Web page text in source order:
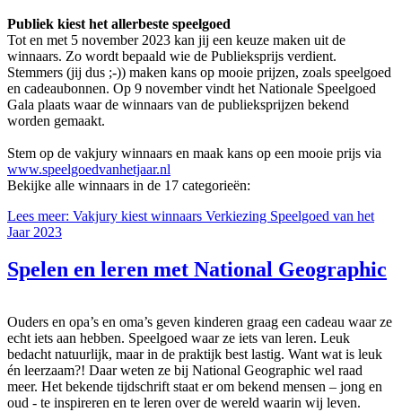
Publiek kiest het allerbeste speelgoed
Tot en met 5 november 2023 kan jij een keuze maken uit de
winnaars. Zo wordt bepaald wie de Publieksprijs verdient.
Stemmers (jij dus ;-)) maken kans op mooie prijzen, zoals speelgoed
en cadeaubonnen. Op 9 november vindt het Nationale Speelgoed
Gala plaats waar de winnaars van de publieksprijzen bekend
worden gemaakt.
Stem op de vakjury winnaars en maak kans op een mooie prijs via
www.speelgoedvanhetjaar.nl
Bekijke alle winnaars in de 17 categorieën:
Lees meer: Vakjury kiest winnaars Verkiezing Speelgoed van het
Jaar 2023
Spelen en leren met National Geographic
Ouders en opa’s en oma’s geven kinderen graag een cadeau waar ze
echt iets aan hebben. Speelgoed waar ze iets van leren. Leuk
bedacht natuurlijk, maar in de praktijk best lastig. Want wat is leuk
én leerzaam?! Daar weten ze bij National Geographic wel raad
meer. Het bekende tijdschrift staat er om bekend mensen – jong en
oud - te inspireren en te leren over de wereld waarin wij leven.